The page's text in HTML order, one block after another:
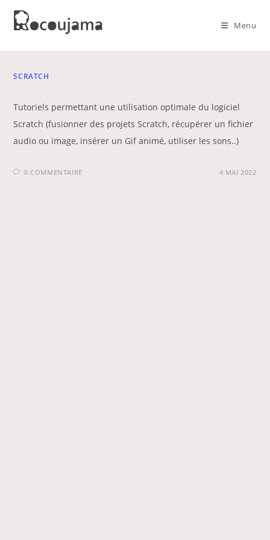
Skip
Menu
SCRATCH
Tutoriels permettant une utilisation optimale du logiciel
Scratch (fusionner des projets Scratch, récupérer un fichier
audio ou image, insérer un Gif animé, utiliser les sons..)
0 COMMENTAIRE 4 MAI 2022